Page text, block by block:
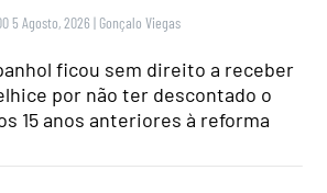
5 Agosto, 2026 | Gonçalo Viegas
ficou sem direito a receber
por não ter descontado o
15 anos anteriores à reforma